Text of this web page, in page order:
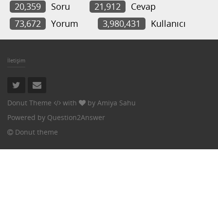
20,359 Soru 21,912
Cevap
73,672
Yorum 3,980,431 Kullanıcı
İletişim
Donut Theme with by Amiya Sahu
Powered by Question2Answer
Donut theme